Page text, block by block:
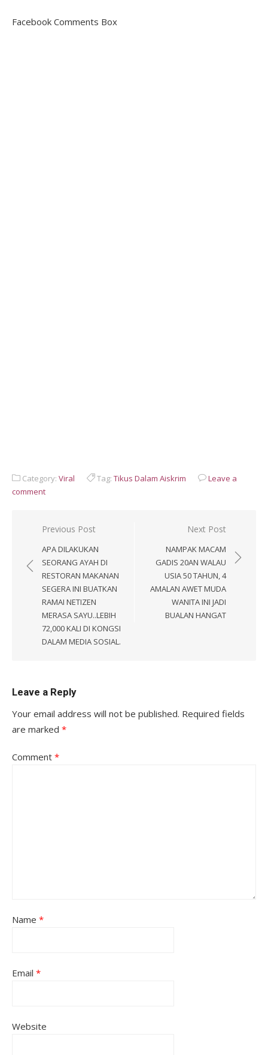
Facebook Comments Box
Category: Viral Tag: Tikus Dalam Aiskrim
Leave a
comment
Post
navigation
Previous Post
APA DILAKUKAN
SEORANG AYAH DI
RESTORAN MAKANAN
SEGERA INI BUATKAN
RAMAI NETIZEN
MERASA SAYU..LEBIH
72,000 KALI DI KONGSI
DALAM MEDIA SOSIAL.
Next Post
NAMPAK MACAM
GADIS 20AN WALAU
USIA 50 TAHUN, 4
AMALAN AWET MUDA
WANITA INI JADI
BUALAN HANGAT
Leave a Reply
Your email address will not be published. Required fields
are marked *
Comment *
Name *
Email *
Website